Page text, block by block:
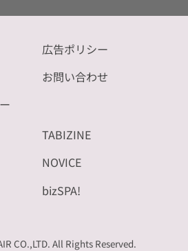
広告ポリシー
お問い合わせ
TABIZINE
NOVICE
bizSPA!
CO.,LTD. All Rights Reserved.